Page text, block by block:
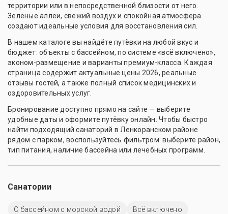
территории или в непосредственной близости от него.
Зелёные аллеи, свежий воздух и спокойная атмосфера
создают идеальные условия для восстановления сил.
В нашем каталоге вы найдёте путёвки на любой вкус и
бюджет: объекты с бассейном, по системе «всё включено»,
эконом-размещение и варианты премиум-класса. Каждая
страница содержит актуальные цены 2026, реальные
отзывы гостей, а также полный список медицинских и
оздоровительных услуг.
Бронирование доступно прямо на сайте — выберите
удобные даты и оформите путёвку онлайн. Чтобы быстро
найти подходящий санаторий в Ленкоранском районе
рядом с парком, воспользуйтесь фильтром: выберите район,
тип питания, наличие бассейна или лечебных программ.
Санатории
С бассейном с морской водой
Всё включено